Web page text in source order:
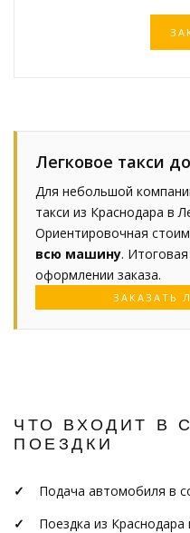
Легковое такси
Для небольшой
такси из Краснодара в
Ориентировочная
всю машину.
оформлении заказа.
ЗАКАЗАТЬ
ЧТО ВХОДИТ В
ПОЕЗДКИ
Подача автомобиля в
Поездка из Краснодара